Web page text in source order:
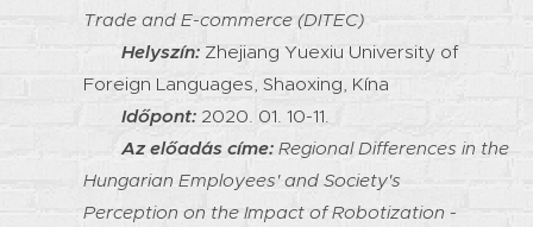
Trade and E-commerce (DITEC)
Helyszín: Zhejiang Yuexiu University of
Foreign Languages, Shaoxing, Kína
Időpont: 2020. 01. 10-11.
Az előadás címe: Regional Differences in the
Hungarian Employees' and Society's
Perception on the Impact of Robotization -